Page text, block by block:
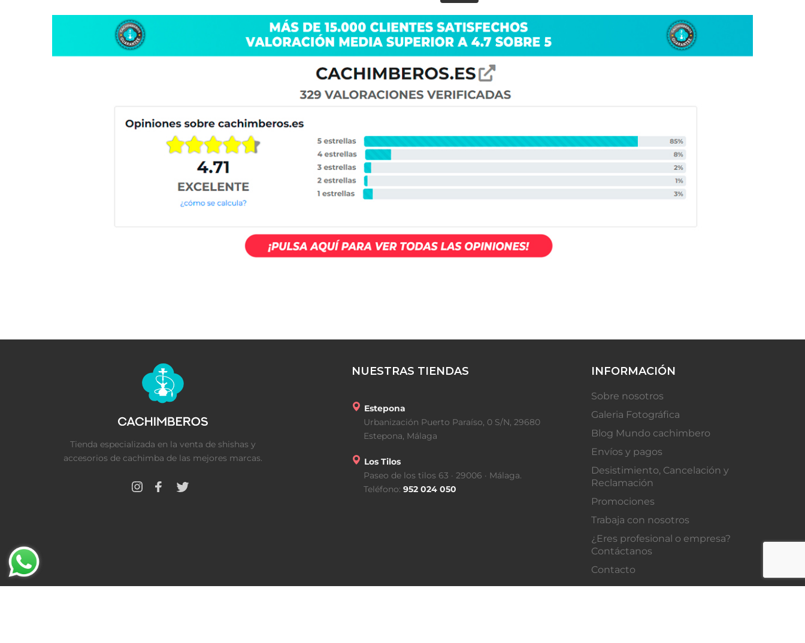
Tienda especializada en la venta de shishas y
accesorios de cachimba de las mejores marcas.
NUESTRAS TIENDAS
Estepona
Urbanización Puerto Paraíso, 0 S/N, 29680
Estepona, Málaga
Los Tilos
Paseo de los tilos 63 · 29006 · Málaga.
Teléfono: 952 024 050
INFORMACIÓN
Sobre nosotros
Galeria Fotográfica
Blog Mundo cachimbero
Envíos y pagos
Desistimiento, Cancelación y
Reclamación
Promociones
Trabaja con nosotros
¿Eres profesional o empresa?
Contáctanos
Contacto